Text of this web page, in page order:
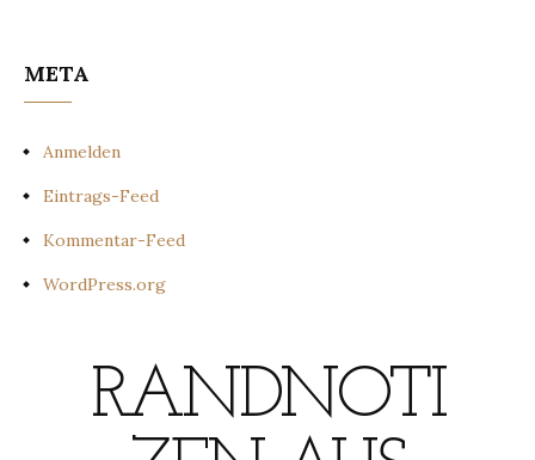
META
Anmelden
Eintrags-Feed
Kommentar-Feed
WordPress.org
RANDNOTI